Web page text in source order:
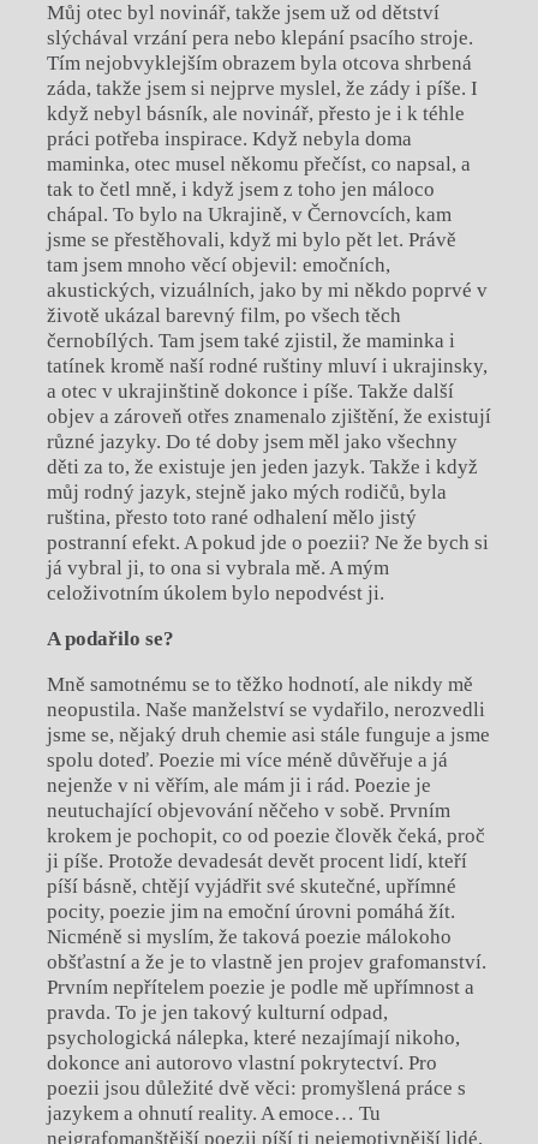
Můj otec byl novinář, takže jsem už od dětství
slýchával vrzání pera nebo klepání psacího stroje.
Tím nejobvyklejším obrazem byla otcova shrbená
záda, takže jsem si nejprve myslel, že zády i píše. I
když nebyl básník, ale novinář, přesto je i k téhle
práci potřeba inspirace. Když nebyla doma
maminka, otec musel někomu přečíst, co napsal, a
tak to četl mně, i když jsem z toho jen máloco
chápal. To bylo na Ukrajině, v Černovcích, kam
jsme se přestěhovali, když mi bylo pět let. Právě
tam jsem mnoho věcí objevil: emočních,
akustických, vizuálních, jako by mi někdo poprvé v
životě ukázal barevný film, po všech těch
černobílých. Tam jsem také zjistil, že maminka i
tatínek kromě naší rodné ruštiny mluví i ukrajinsky,
a otec v ukrajinštině dokonce i píše. Takže další
objev a zároveň otřes znamenalo zjištění, že existují
různé jazyky. Do té doby jsem měl jako všechny
děti za to, že existuje jen jeden jazyk. Takže i když
můj rodný jazyk, stejně jako mých rodičů, byla
ruština, přesto toto rané odhalení mělo jistý
postranní efekt. A pokud jde o poezii? Ne že bych si
já vybral ji, to ona si vybrala mě. A mým
celoživotním úkolem bylo nepodvést ji.
A podařilo se?
Mně samotnému se to těžko hodnotí, ale nikdy mě
neopustila. Naše manželství se vydařilo, nerozvedli
jsme se, nějaký druh chemie asi stále funguje a jsme
spolu doteď. Poezie mi více méně důvěřuje a já
nejenže v ni věřím, ale mám ji i rád. Poezie je
neutuchající objevování něčeho v sobě. Prvním
krokem je pochopit, co od poezie člověk čeká, proč
ji píše. Protože devadesát devět procent lidí, kteří
píší básně, chtějí vyjádřit své skutečné, upřímné
pocity, poezie jim na emoční úrovni pomáhá žít.
Nicméně si myslím, že taková poezie málokoho
obšťastní a že je to vlastně jen projev grafomanství.
Prvním nepřítelem poezie je podle mě upřímnost a
pravda. To je jen takový kulturní odpad,
psychologická nálepka, které nezajímají nikoho,
dokonce ani autorovo vlastní pokrytectví. Pro
poezii jsou důležité dvě věci: promyšlená práce s
jazykem a ohnutí reality. A emoce… Tu
nejgrafomanštější poezii píší ti nejemotivnější lidé.